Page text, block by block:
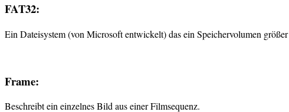
FAT32:
Ein Dateisystem (von Microsoft entwickelt) das ein Speichervolumen
Frame:
Beschreibt ein einzelnes Bild aus einer Filmsequenz.